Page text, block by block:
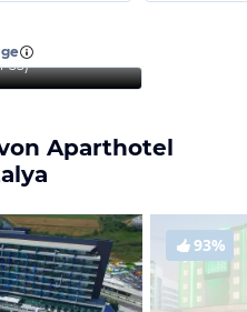
55)
Aparthotel
93%